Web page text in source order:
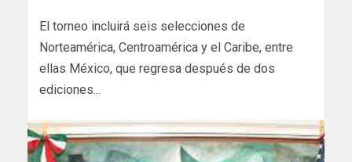
El torneo incluirá seis selecciones de
Norteamérica, Centroamérica y el Caribe, entre
ellas México, que regresa después de dos
ediciones...